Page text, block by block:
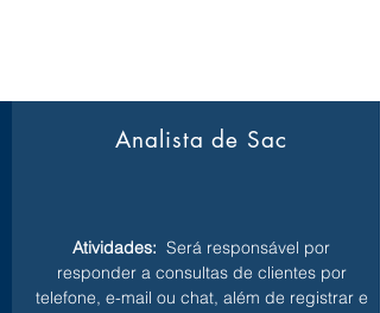
Analista de Sac
Atividades: Será responsável por
responder a consultas de clientes por
telefone, e-mail ou chat, além de registrar e